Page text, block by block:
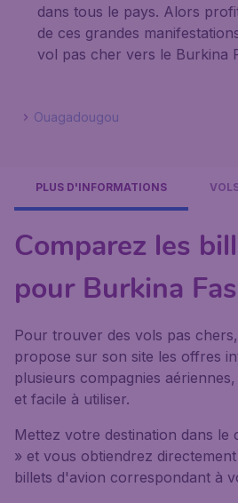
dans tous le pays. Alors
de ces grandes
vol pas cher vers le Burkina
Ouagadougou
PLUS D'INFORMATIONS
Comparez les
pour Burkina
Pour trouver des vols pas
propose sur son site les offres
plusieurs compagnies
et facile à utiliser.
Mettez votre destination dans le
» et vous obtiendrez
billets d'avion correspondant à